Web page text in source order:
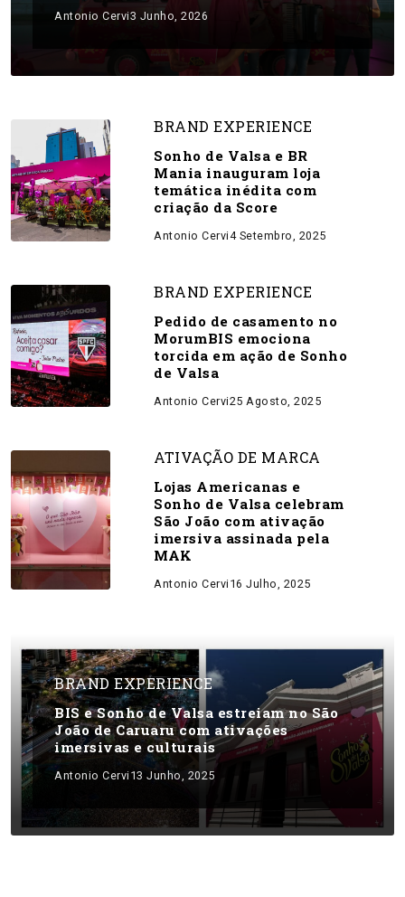
Antonio Cervi3 Junho, 2026
BRAND EXPERIENCE
Sonho de Valsa e BR
Mania inauguram loja
temática inédita com
criação da Score
Antonio Cervi4 Setembro, 2025
BRAND EXPERIENCE
Pedido de casamento no
MorumBIS emociona
torcida em ação de Sonho
de Valsa
Antonio Cervi25 Agosto, 2025
ATIVAÇÃO DE MARCA
Lojas Americanas e
Sonho de Valsa celebram
São João com ativação
imersiva assinada pela
MAK
Antonio Cervi 16 Julho, 2025
BRAND EXPERIENCE
BIS e Sonho de Valsa estreiam no São
João de Caruaru com ativações
imersivas e culturais
Antonio Cervi 13 Junho, 2025